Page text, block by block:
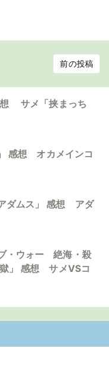
前の投稿
想 サメ「挟まっち
感想 オカメインコ
ダムス」 感想 アダ
・ウォー 絶海・殺
」 感想 サメVSコ